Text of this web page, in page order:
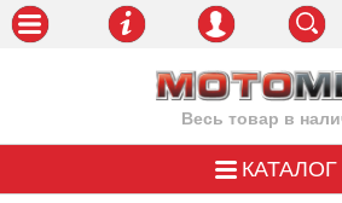
Весь товар в
КАТАЛОГ